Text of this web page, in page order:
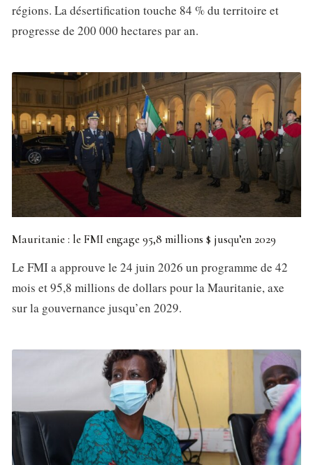
régions. La désertification touche 84 % du territoire et
progresse de 200 000 hectares par an.
Mauritanie : le FMI engage 95,8 millions $ jusqu’en 2029
Le FMI a approuve le 24 juin 2026 un programme de 42
mois et 95,8 millions de dollars pour la Mauritanie, axe
sur la gouvernance jusqu’en 2029.